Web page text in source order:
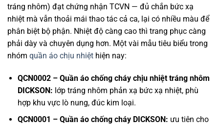
tráng nhôm) đạt chứng nhận TCVN — đủ chắn bức xạ
nhiệt mà vẫn thoải mái thao tác cả ca, lại có nhiều màu để
phân biệt bộ phận. Nhiệt độ càng cao thì trang phục càng
phải dày và chuyên dụng hơn. Một vài mẫu tiêu biểu trong
nhóm quần áo chịu nhiệt hiện nay:
QCN0002 – Quần áo chống cháy chịu nhiệt tráng nhôm
DICKSON: lớp tráng nhôm phản xạ bức xạ nhiệt, phù
hợp khu vực lò nung, đúc kim loại.
QCN0001 – Quần áo chống cháy DICKSON: ưu tiên cho